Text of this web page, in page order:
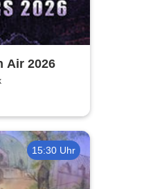
Air 2026
15:30 Uhr